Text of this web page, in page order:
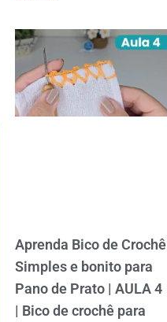
Aprenda Bico de Crochê
Simples e bonito para
Pano de Prato | AULA 4
| Bico de crochê para